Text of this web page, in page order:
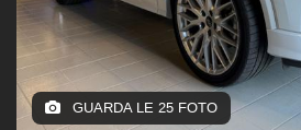
GUARDA LE 25 FOTO